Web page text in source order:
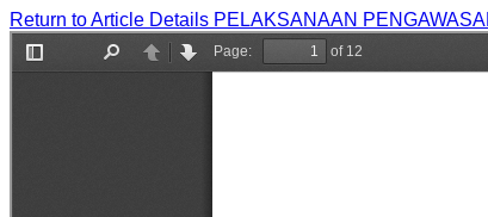
Return to Article Details PELAKSANAAN